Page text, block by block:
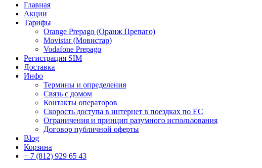
Главная
Акции
Тарифы
Orange Prepago (Оранж Препаго)
Movistar (Мовистар)
Vodafone Prepago
Регистрация SIM
Доставка
Инфо
Термины и определения
Связь с домом
Контакты операторов
Скорость доступа в интернет в поездках по ЕС
Ограничения и принцип разумного использования
Договор публичной оферты
Blog
Корзина
+ 7 (812) 929 65 43